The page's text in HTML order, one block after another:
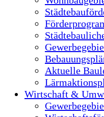
Aktuelle
Wirtschaft &